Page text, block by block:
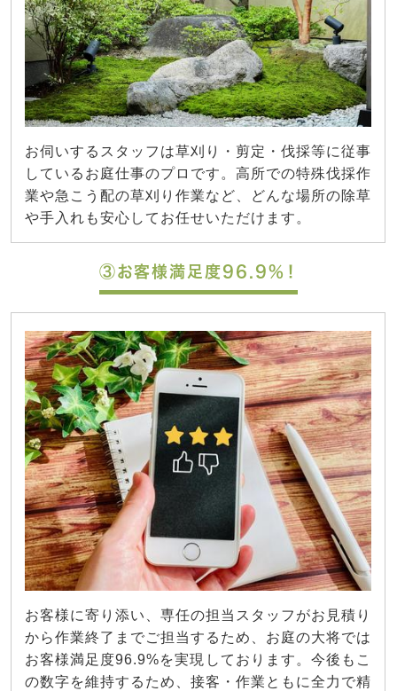
お伺いするスタッフは草刈り・剪定・伐採等に従事
しているお庭仕事のプロです。高所での特殊伐採作
業や急こう配の草刈り作業など、どんな場所の除草
や手入れも安心してお任せいただけます。
③お客様満足度96.9%！
お客様に寄り添い、専任の担当スタッフがお見積り
から作業終了までご担当するため、お庭の大将では
お客様満足度96.9%を実現しております。今後もこ
の数字を維持するため、接客・作業ともに全力で精